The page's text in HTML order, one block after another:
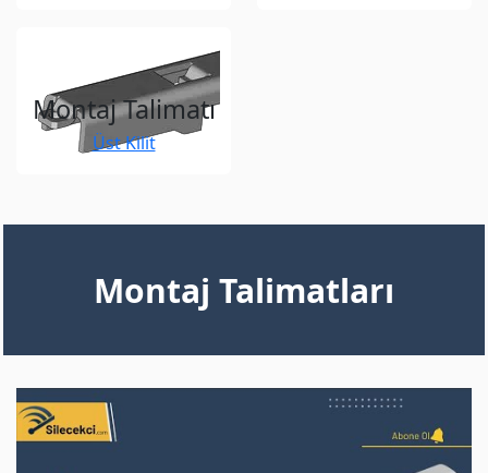
Montaj Talimatı
Üst Kilit
Montaj Talimatları